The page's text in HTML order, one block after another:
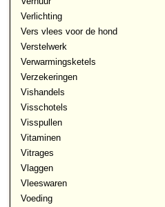
Verlichting
Vers vlees voor de hond
Verstelwerk
Verwarmingsketels
Verzekeringen
Vishandels
Visschotels
Visspullen
Vitaminen
Vitrages
Vlaggen
Vleeswaren
Voeding